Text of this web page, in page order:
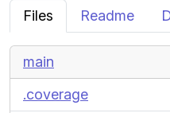
Files Readme
main
.coverage